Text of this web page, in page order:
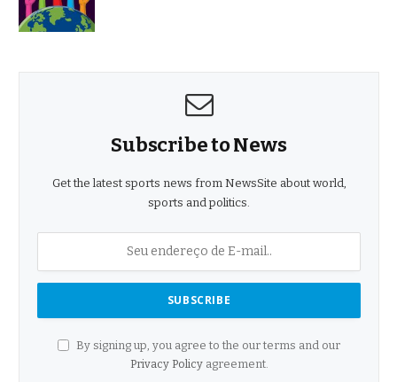
Subscribe to News
Get the latest sports news from NewsSite about world,
sports and politics.
By signing up, you agree to the our terms and our
Privacy Policyagreement.